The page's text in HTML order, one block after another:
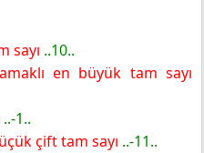
Sayfa 19 Cevapları MEB
Sayfa 20 Cevapları MEB
sayı ..10..
en büyük tam sayı
..-1..
çift tam sayı ..-11..